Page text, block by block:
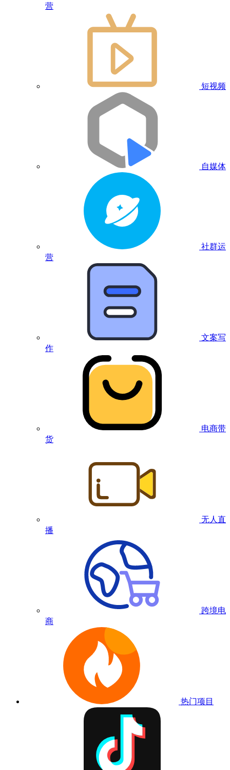
营
短视频
自媒体
社群运
营
文案写
作
电商带
货
无人直
播
跨境电
商
热门项目